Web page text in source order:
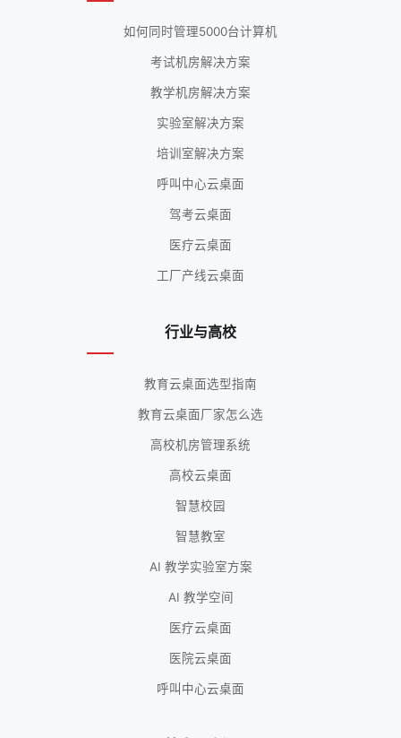
如何同时管理5000台计算机
考试机房解决方案
教学机房解决方案
实验室解决方案
培训室解决方案
呼叫中心云桌面
驾考云桌面
医疗云桌面
工厂产线云桌面
行业与高校
教育云桌面选型指南
教育云桌面厂家怎么选
高校机房管理系统
高校云桌面
智慧校园
智慧教室
AI 教学实验室方案
AI 教学空间
医疗云桌面
医院云桌面
呼叫中心云桌面